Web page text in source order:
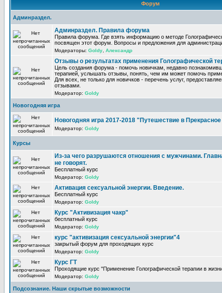
Форум
Админраздел.
Админраздел. Правила форума
Правила форума. Где взять информацию о методе
посвящен этот форум. Вопросы и предложения для
Модераторы: Goldy Александр
Отзывы о результатах применения Голографической
Цель создания форума - помочь новичкам, недавно
терапией, услышать отзывы, понять, чем им может помочь
Для всех, не только для новичков - перечень услуг,
отзывами.
Модератор: Goldy
Новогодняя игра
Новогодняя игра 2017-2018 "Путешествие в
Модератор: Goldy
Курсы
Из-за чего разрушаются отношения с мужчинами.
не говорят.
Бесплатный курс
Модератор: Goldy
Активация сексуальной энергии. Введение.
Бесплатный курс
Модератор: Goldy
Курс "Активизация чакр"
бесплатный курс
Модератор: Goldy
курс "активизация сексуальной энергии"4
закрытый форум для проходящих курс
Модератор: Goldy
Курс ГТ
Проходящие курс "Применение Голографической терапии в
Модератор: Goldy
Подсознание. Наши скрытые возможности